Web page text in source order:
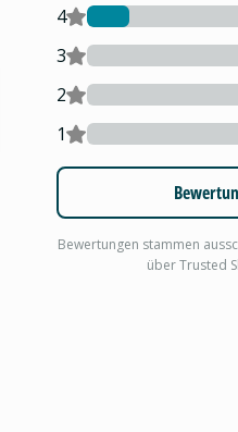
4
3
2
1
Bewertungen stammen
über Trusted